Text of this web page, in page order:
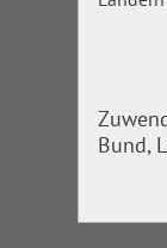
Bund,